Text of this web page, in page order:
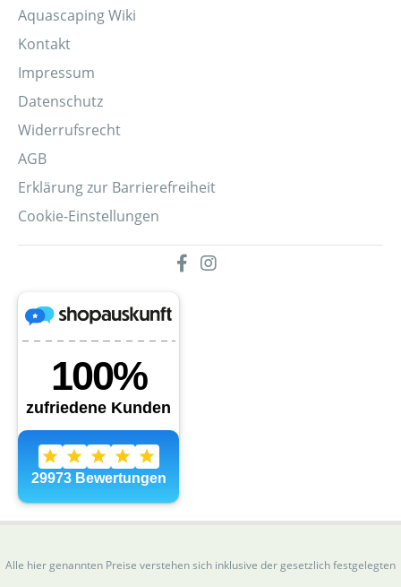
Aquascaping Wiki
Kontakt
Impressum
Datenschutz
Widerrufsrecht
AGB
Erklärung zur Barrierefreiheit
Cookie-Einstellungen
Alle hier genannten Preise verstehen sich inklusive der gesetzlich festgelegten